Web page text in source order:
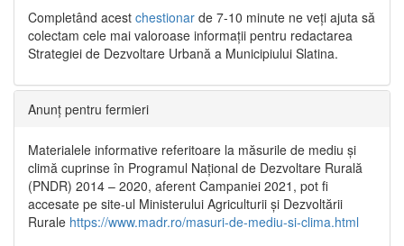
Completând acest chestionar de 7-10 minute ne veți ajuta să
colectam cele mai valoroase informații pentru redactarea
Strategiei de Dezvoltare Urbană a Municipiului Slatina.
Anunț pentru fermieri
Materialele informative referitoare la măsurile de mediu și
climă cuprinse în Programul Național de Dezvoltare Rurală
(PNDR) 2014 – 2020, aferent Campaniei 2021, pot fi
accesate pe site-ul Ministerului Agriculturii și Dezvoltării
Rurale https://www.madr.ro/masuri-de-mediu-si-clima.html